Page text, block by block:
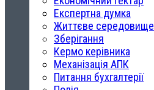
Експертна думка
Життєве середовище
Зберігання
Кермо керівника
Механізація АПК
Питання бухгалтерії